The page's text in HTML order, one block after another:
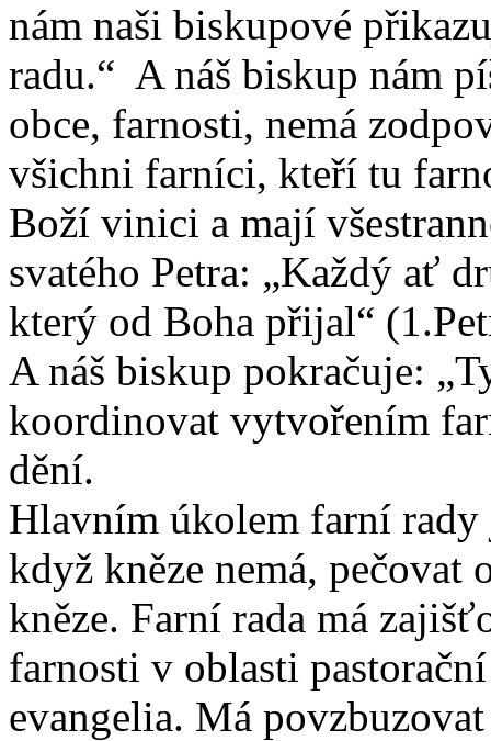
nám naši biskupové
radu.“ A náš biskup nám
obce, farnosti, nemá
všichni farníci, kteří tu
Boží vinici a mají
svatého Petra: „Každý ať
který od Boha přijal“
A náš biskup pokračuje:
koordinovat vytvořením
dění.
Hlavním úkolem farní
když kněze nemá, pečovat
kněze. Farní rada má
farnosti v oblasti
evangelia. Má